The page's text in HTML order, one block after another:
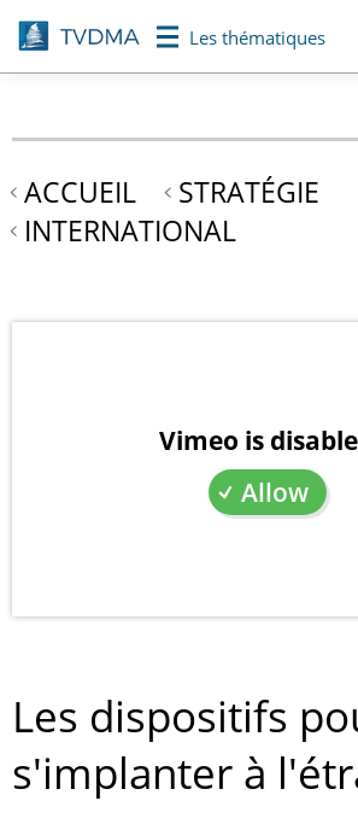
Aller
au
contenu
Les thématiques
ACCUEIL
STRATÉGIE
INTERNATIONAL
Vimeo is
Allow
Les dispositifs
s'implanter à